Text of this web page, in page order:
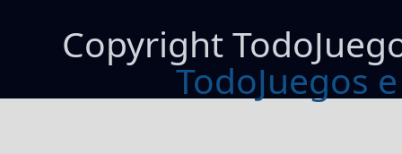
Copyright
TodoJuegos